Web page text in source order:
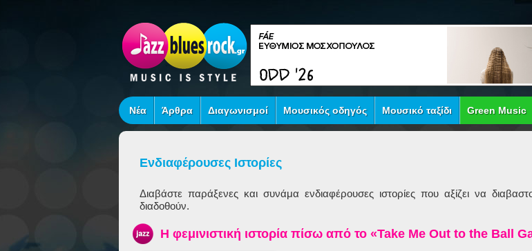
Νέα Άρθρα Διαγωνισμοί Μουσικός οδηγός Μουσικό ταξίδι Green Music
Ενδιαφέρουσες Ιστορίες
Διαβάστε παράξενες και συνάμα ενδιαφέρουσες ιστορίες που αξίζει να
διαδοθούν.
Η φεμινιστική ιστορία πίσω από το «Take Me Out to the Ball